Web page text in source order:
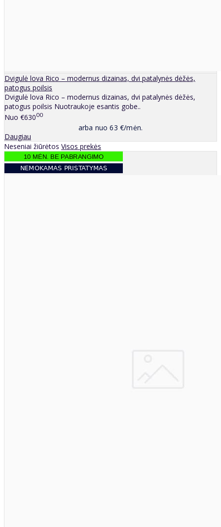
Dvigulė lova Rico – modernus dizainas, dvi patalynės dėžės,
patogus poilsis
Dvigulė lova Rico – modernus dizainas, dvi patalynės dėžės,
patogus poilsis Nuotraukoje esantis gobe..
Nuo €63000
arba nuo 63 €/mėn.
Daugiau
Neseniai žiūrėtos Visos prekės